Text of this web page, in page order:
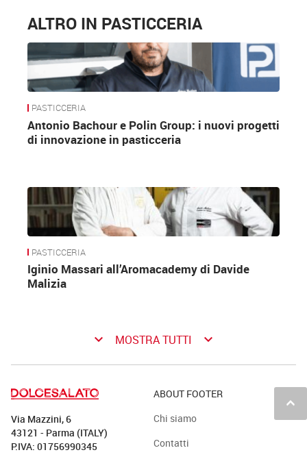
ALTRO IN PASTICCERIA
PASTICCERIA
Antonio Bachour e Polin Group: i nuovi progetti
di innovazione in pasticceria
PASTICCERIA
Iginio Massari all’Aromacademy di Davide
Malizia
keyboard_arrow_down MOSTRA TUTTI keyboard_arrow_down
keyboard_arrow_up
Via Mazzini, 6
43121 - Parma (ITALY)
P.IVA: 01756990345
ABOUT FOOTER
Chi siamo
Contatti